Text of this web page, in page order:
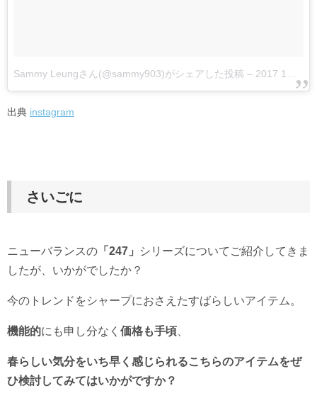
Sammy Leungさん(@sammy903)がシェアした投稿 – 2017 1月 2 12:56午前 PST
出典 instagram
さいごに
ニューバランスの 「247」
シリーズについてご紹介してきま
したが、いかがでしたか？
今のトレンドをシャープにおさえたすばらしいアイテム。
機能的にも申し分なく 価格も手頃
春らしい気分をいち早く感じられるこちらのアイテムをぜ
ひ検討してみてはいかがですか？